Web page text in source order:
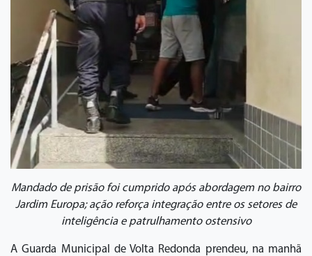
Mandado de prisão foi cumprido após abordagem no bairro
Jardim Europa; ação reforça integração entre os setores de
inteligência e patrulhamento ostensivo
A Guarda Municipal de Volta Redonda prendeu, na manhã